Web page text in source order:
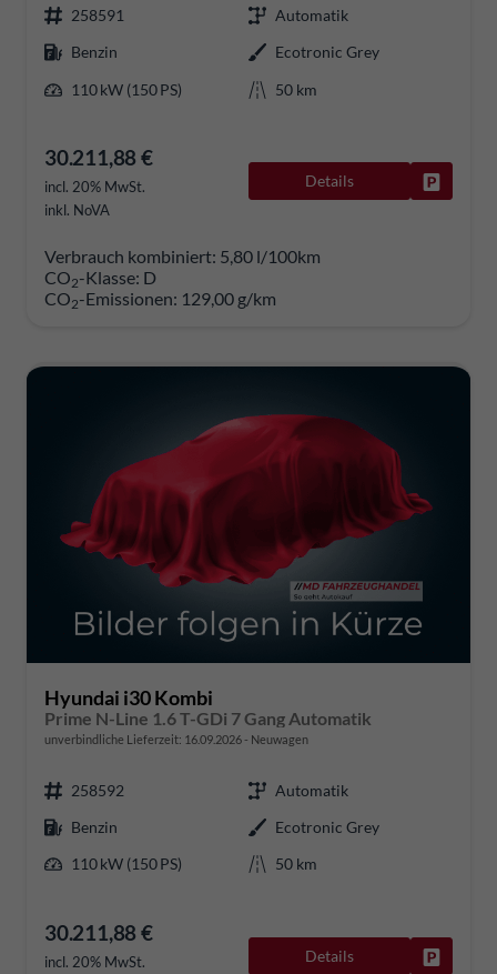
258591
Automatik
Benzin
Ecotronic Grey
110 kW (150 PS)
50 km
30.211,88 €
incl. 20% MwSt.
inkl. NoVA
Details
Verbrauch kombiniert: 5,80 l/100km
CO2-Klasse: D
CO2-Emissionen: 129,00 g/km
Hyundai i30 Kombi
Prime N-Line 1.6 T-GDi 7 Gang Automatik
unverbindliche Lieferzeit: 16.09.2026 Neuwagen
258592
Automatik
Benzin
Ecotronic Grey
110 kW (150 PS)
50 km
30.211,88 €
incl. 20% MwSt.
Details